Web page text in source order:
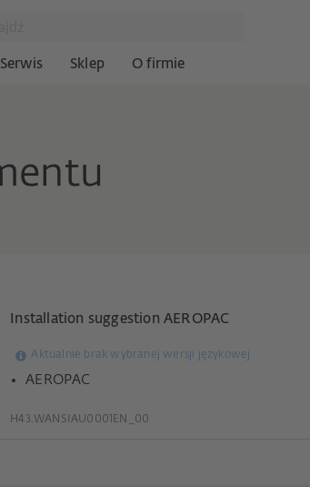
Serwis Sklep O firmie
Installation suggestion AEROPAC
Aktualnie brak wybranej wersji językowej
AEROPAC
H43.WANSIAU0001EN_00